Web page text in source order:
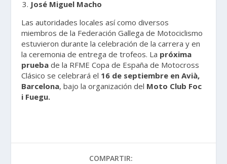
José Miguel Macho
Las autoridades locales así como diversos
miembros de la Federación Gallega de Motociclismo
estuvieron durante la celebración de la carrera y en
la ceremonia de entrega de trofeos. La próxima
prueba de la RFME Copa de España de Motocross
Clásico se celebrará el 16 de septiembre en Avià,
Barcelona, bajo la organización del Moto Club Foc
i Fuegu.
COMPARTIR: